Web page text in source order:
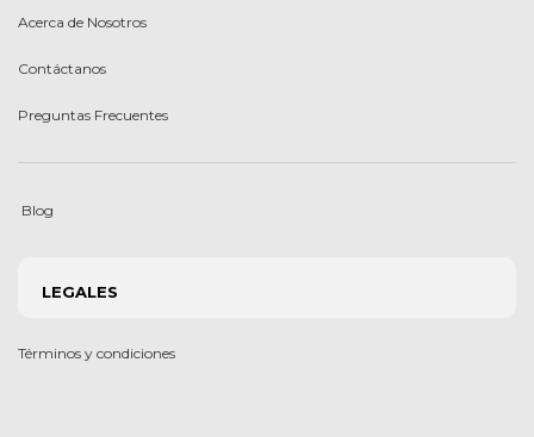
Acerca de Nosotros
Contáctanos
Preguntas Frecuentes
Blog
LEGALES
Términos y condiciones